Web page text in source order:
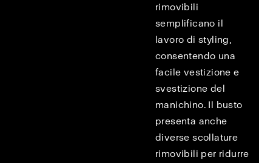
rimovibili
semplificano il
lavoro di styling,
consentendo una
facile vestizione e
svestizione del
manichino. Il busto
presenta anche
diverse scollature
rimovibili per ridurre